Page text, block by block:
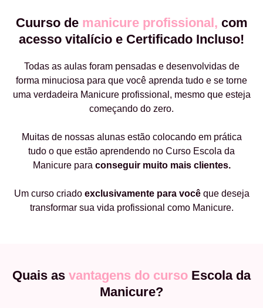
Cuurso de manicure profissional, com
acesso vitalício e Certificado Incluso!
Todas as aulas foram pensadas e desenvolvidas de
forma minuciosa para que você aprenda tudo e se torne
uma verdadeira Manicure profissional, mesmo que esteja
começando do zero.
Muitas de nossas alunas estão colocando em prática
tudo o que estão aprendendo no Curso Escola da
Manicure para conseguir muito mais clientes.
Um curso criado exclusivamente para vocêque deseja
transformar sua vida profissional como Manicure.
Quais as vantagens do curso Escola da
Manicure?